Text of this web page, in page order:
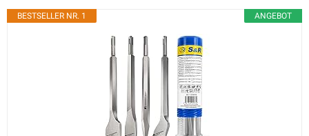
ANGEBOT
BESTSELLER NR. 1